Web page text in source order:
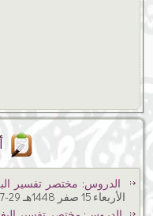
الدروس: مختصر تفسير
الأربعاء 15 صفر 1448هـ 29-7-2026م